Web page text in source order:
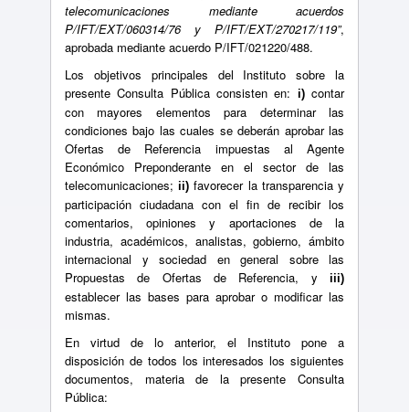
telecomunicaciones mediante acuerdos
P/IFT/EXT/060314/76 y P/IFT/EXT/270217/119”,
aprobada mediante acuerdo P/IFT/021220/488.
Los objetivos principales del Instituto sobre la
presente Consulta Pública consisten en: i)contar
con mayores elementos para determinar las
condiciones bajo las cuales se deberán aprobar las
Ofertas de Referencia impuestas al Agente
Económico Preponderante en el sector de las
telecomunicaciones;ii) favorecer la transparencia y
participación ciudadana con el fin de recibir los
comentarios, opiniones y aportaciones de la
industria, académicos, analistas, gobierno, ámbito
internacional y sociedad en general sobre las
Propuestas de Ofertas de Referencia, y
iii)
establecer las bases para aprobar o modificar las
mismas.
En virtud de lo anterior, el Instituto pone a
disposición de todos los interesados los siguientes
documentos, materia de la presente Consulta
Pública: